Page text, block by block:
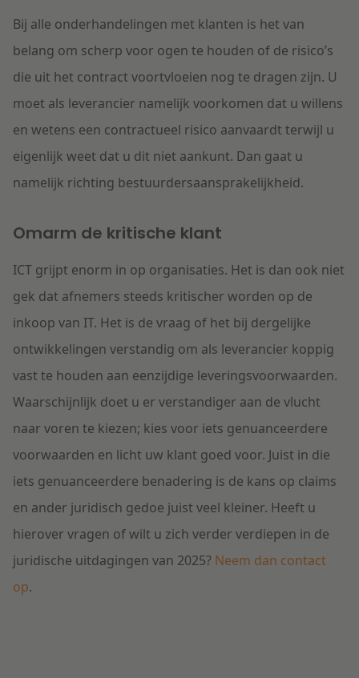
Bij alle onderhandelingen met klanten is het van
belang om scherp voor ogen te houden of de risico’s
die uit het contract voortvloeien nog te dragen zijn. U
moet als leverancier namelijk voorkomen dat u willens
en wetens een contractueel risico aanvaardt terwijl u
eigenlijk weet dat u dit niet aankunt. Dan gaat u
namelijk richting bestuurdersaansprakelijkheid.
Omarm de kritische klant
ICT grijpt enorm in op organisaties. Het is dan ook niet
gek dat afnemers steeds kritischer worden op de
inkoop van IT. Het is de vraag of het bij dergelijke
ontwikkelingen verstandig om als leverancier koppig
vast te houden aan eenzijdige leveringsvoorwaarden.
Waarschijnlijk doet u er verstandiger aan de vlucht
naar voren te kiezen; kies voor iets genuanceerdere
voorwaarden en licht uw klant goed voor. Juist in die
iets genuanceerdere benadering is de kans op claims
en ander juridisch gedoe juist veel kleiner. Heeft u
hierover vragen of wilt u zich verder verdiepen in de
juridische uitdagingen van 2025? Neem dan contact
op.